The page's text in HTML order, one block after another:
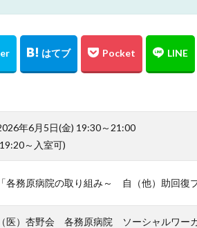
年6月5日(金) 19:30～21:00
～入室可)
「各務原病院の取り組み～ 自（他）助回復
（医）杏野会 各務原病院 ソーシャルワー